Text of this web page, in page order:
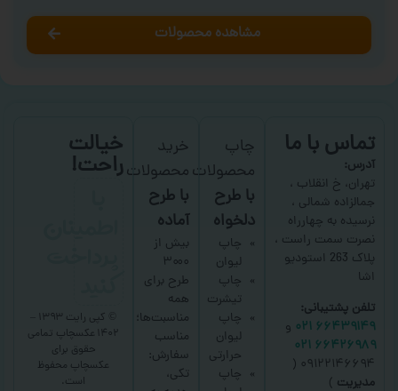
مشاهده محصولات
تماس با ما
آدرس:
تهران، خ انقلاب ،
جمالزاده شمالی ،
نرسیده به چهارراه
نصرت سمت راست ،
پلاک 263 استودیو
اشا
تلفن پشتیبانی:
۶۶۴۳۹۱۴۹ ۰۲۱
و
۶۶۴۲۶۹۸۹ ۰۲۱
۰۹۱۲۲۱۴۶۶۹۴ (
مدیریت )
چاپ
محصولات
با طرح
دلخواه
چاپ
لیوان
چاپ
تیشرت
چاپ
لیوان
حرارتی
چاپ
خرید
محصولات
با طرح
آماده
بیش از
۳۰۰۰
طرح برای
همه
مناسبت‌ها؛
مناسب
سفارش:
تکی،
خیالت
راحت!
۱۴۰۲ عکسچاپ
تمامی
حقوق برای
عکسچاپ محفوظ
است.